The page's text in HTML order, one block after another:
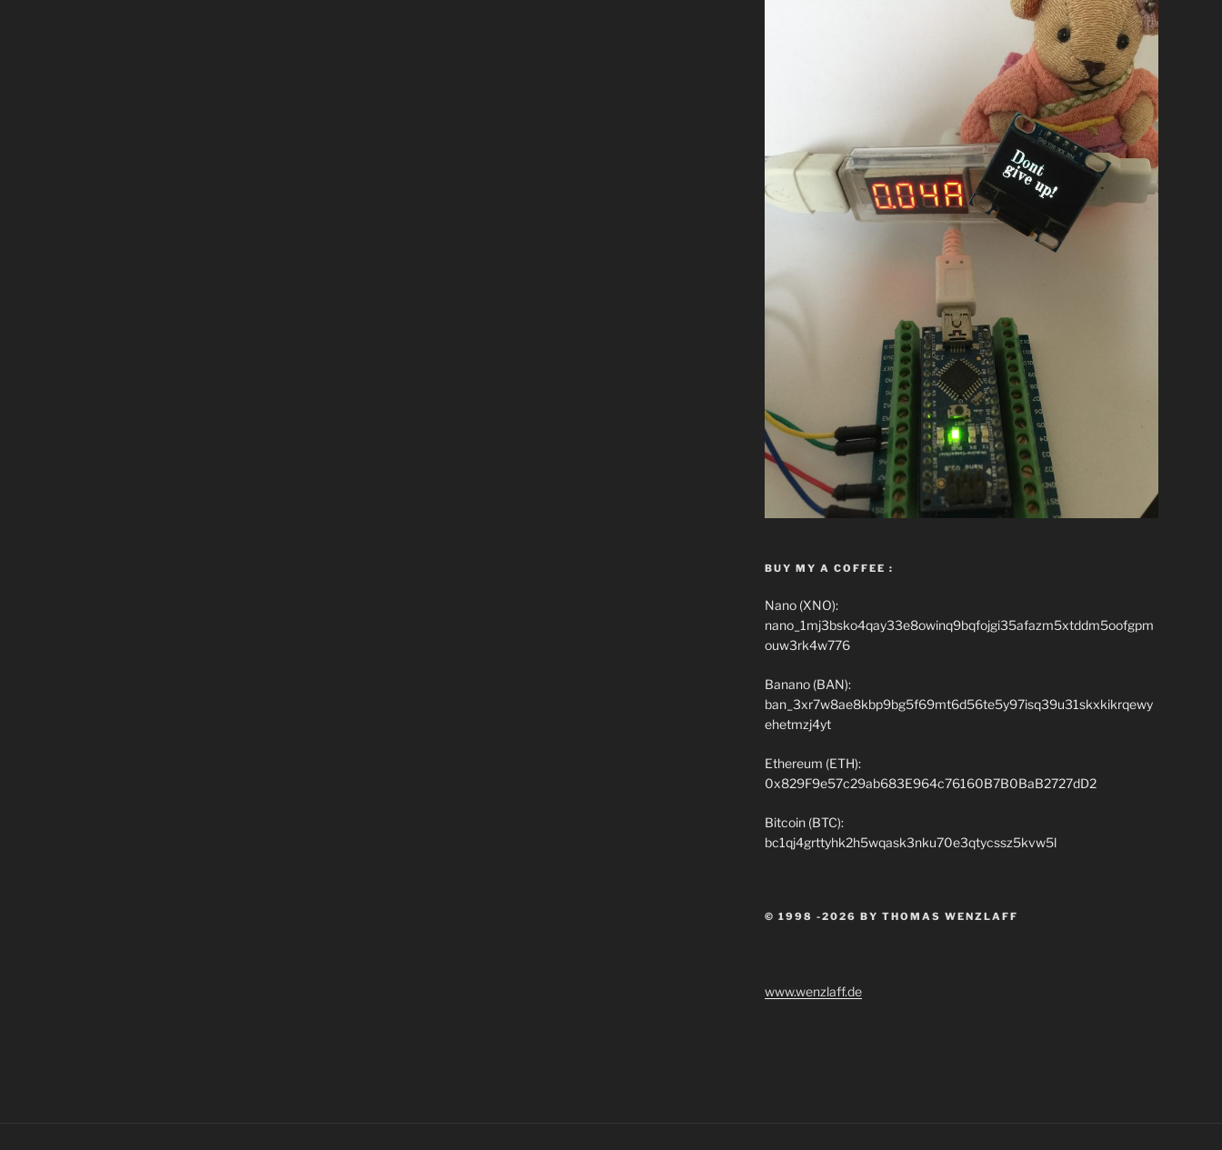
BUY MY A COFFEE :
Nano (XNO):
nano_1mj3bsko4qay33e8owinq9bqfojgi35afazm5xtddm5oofgpm
ouw3rk4w776
Banano (BAN):
ban_3xr7w8ae8kbp9bg5f69mt6d56te5y97isq39u31skxkikrqewy
ehetmzj4yt
Ethereum (ETH):
0x829F9e57c29ab683E964c76160B7B0BaB2727dD2
Bitcoin (BTC):
bc1qj4grttyhk2h5wqask3nku70e3qtycssz5kvw5l
© 1998 -2026 BY THOMAS WENZLAFF
www.wenzlaff.de